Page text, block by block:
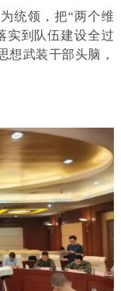
统领，把“两个维
实到队伍建设全过
想武装干部头脑，